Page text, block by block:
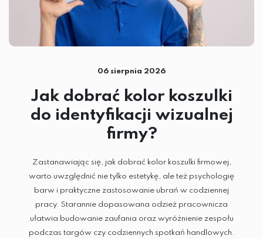
06 sierpnia 2026
Jak dobrać kolor koszulki
do identyfikacji wizualnej
firmy?
Zastanawiając się, jak dobrać kolor koszulki firmowej,
warto uwzględnić nie tylko estetykę, ale też psychologię
barw i praktyczne zastosowanie ubrań w codziennej
pracy. Starannie dopasowana odzież pracownicza
ułatwia budowanie zaufania oraz wyróżnienie zespołu
podczas targów czy codziennych spotkań handlowych.